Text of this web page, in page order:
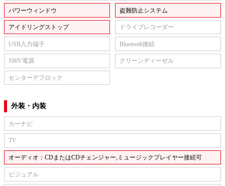
パワーウィンドウ 盗難防止システム
アイドリングストップ ドライブレコーダー
USB入力端子 Bluetooth接続
100V電源 クリーンディーゼル
センターデフロック
外装・内装
カーナビ
TV
オーディオ：CDまたはCDチェンジャー,ミュージックプレイヤー接続可
ビジュアル